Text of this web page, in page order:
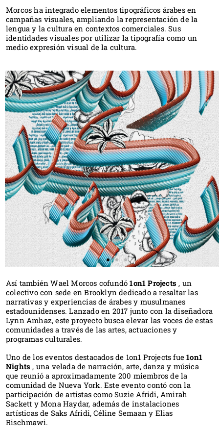
Morcos ha integrado elementos tipográficos árabes en
campañas visuales, ampliando la representación de la
lengua y la cultura en contextos comerciales. Sus
identidades visuales por utilizar la tipografía como un
medio expresión visual de la cultura.
Así también Wael Morcos cofundó1on1 Projects , un
colectivo con sede en Brooklyn dedicado a resaltar las
narrativas y experiencias de árabes y musulmanes
estadounidenses. Lanzado en 2017 junto con la diseñadora
Lynn Amhaz, este proyecto busca elevar las voces de estas
comunidades a través de las artes, actuaciones y
programas culturales.
Uno de los eventos destacados de 1on1 Projects fue1on1
Nights , una velada de narración, arte, danza y música
que reunió a aproximadamente 200 miembros de la
comunidad de Nueva York. Este evento contó con la
participación de artistas como Suzie Afridi, Amirah
Sackett y Mona Haydar, además de instalaciones
artísticas de Saks Afridi, Céline Semaan y Elias
Rischmawi.